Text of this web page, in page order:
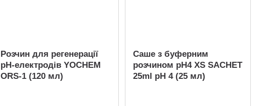
Розчин для регенерації
pH-електродів YOCHEM
ORS-1 (120 мл)
Саше з буферним
розчином pH4 XS SACHET
25ml pH 4 (25 мл)